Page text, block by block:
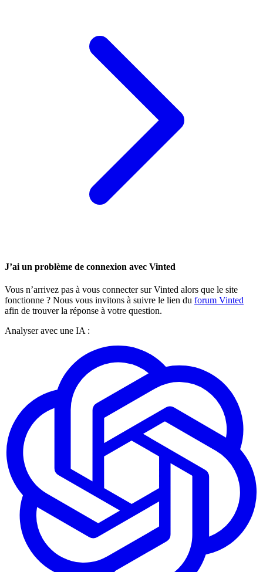
J’ai un problème de connexion avec Vinted
Vous n’arrivez pas à vous connecter sur Vinted alors que le site
fonctionne ? Nous vous invitons à suivre le lien du forum Vinted
afin de trouver la réponse à votre question.
Analyser avec une IA :